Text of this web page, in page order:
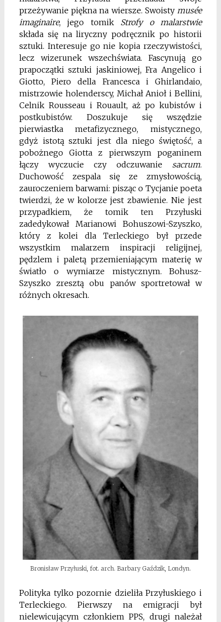
przeżywanie piękna na wiersze. Swoisty musée
imaginaire, jego tomik Strofy o malarstwie
składa się na liryczny podręcznik po historii
sztuki. Interesuje go nie kopia rzeczywistości,
lecz wizerunek wszechświata. Fascynują go
prapoczątki sztuki jaskiniowej, Fra Angelico i
Giotto, Piero della Francesca i Ghirlandaio,
mistrzowie holenderscy, Michał Anioł i Bellini,
Celnik Rousseau i Rouault, aż po kubistów i
postkubistów. Doszukuje się wszędzie
pierwiastka metafizycznego, mistycznego,
gdyż istotą sztuki jest dla niego świętość, a
pobożnego Giotta z pierwszym poganinem
łączy wyczucie czy odczuwanie sacrum.
Duchowość zespala się ze zmysłowością,
zauroczeniem barwami: pisząc o Tycjanie poeta
twierdzi, że w kolorze jest zbawienie. Nie jest
przypadkiem, że tomik ten Przyłuski
zadedykował Marianowi Bohuszowi-Szyszko,
który z kolei dla Terleckiego był przede
wszystkim malarzem inspiracji religijnej,
pędzlem i paletą przemieniającym materię w
światło o wymiarze mistycznym. Bohusz-
Szyszko zresztą obu panów sportretował w
różnych okresach.
Bronisław Przyłuski, fot. arch. Barbary Gaździk, Londyn.
Polityka tylko pozornie dzieliła Przyłuskiego i
Terleckiego. Pierwszy na emigracji był
nielewicującym członkiem PPS, drugi należał